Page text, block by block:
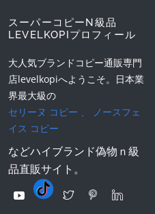
スーパーコピーN級品
LEVELKOPIプロフィール
大人気ブランドコピー通販専門
店levelkopiへようこそ。日本業
界最大級の
セリーヌ コピー 、
ノースフェ
イス コピー
などハイブランド偽物ｎ級
品直販サイト。